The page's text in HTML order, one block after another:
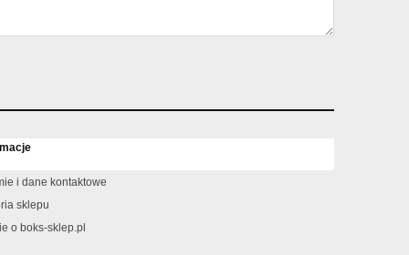
i dane kontaktowe
sklepu
o boks-sklep.pl